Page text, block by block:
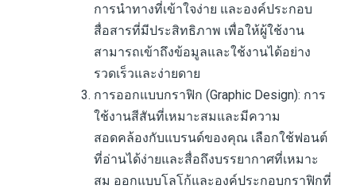
การนำทางที่เข้าใจง่าย และองค์ประกอบ
สื่อสารที่มีประสิทธิภาพ เพื่อให้ผู้ใช้งาน
สามารถเข้าถึงข้อมูลและใช้งานได้อย่าง
รวดเร็วและง่ายดาย
การออกแบบกราฟิก (Graphic Design): การ
ใช้งานสีสันที่เหมาะสมและมีความ
สอดคล้องกับแบรนด์ของคุณ เลือกใช้ฟอนต์
ที่อ่านได้ง่ายและสื่อถึงบรรยากาศที่เหมาะ
สม ออกแบบโลโก้และองค์ประกอบกราฟิกที่